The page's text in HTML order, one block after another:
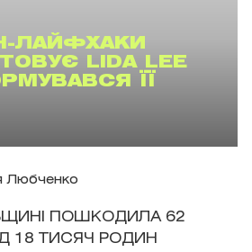
ЛАЙФХАКИ
LIDA LEE
ЇЇ
Любченко
ПОШКОДИЛА 62
18 ТИСЯЧ РОДИН